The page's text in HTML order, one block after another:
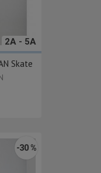
2A - 5A
Skate
-30 %